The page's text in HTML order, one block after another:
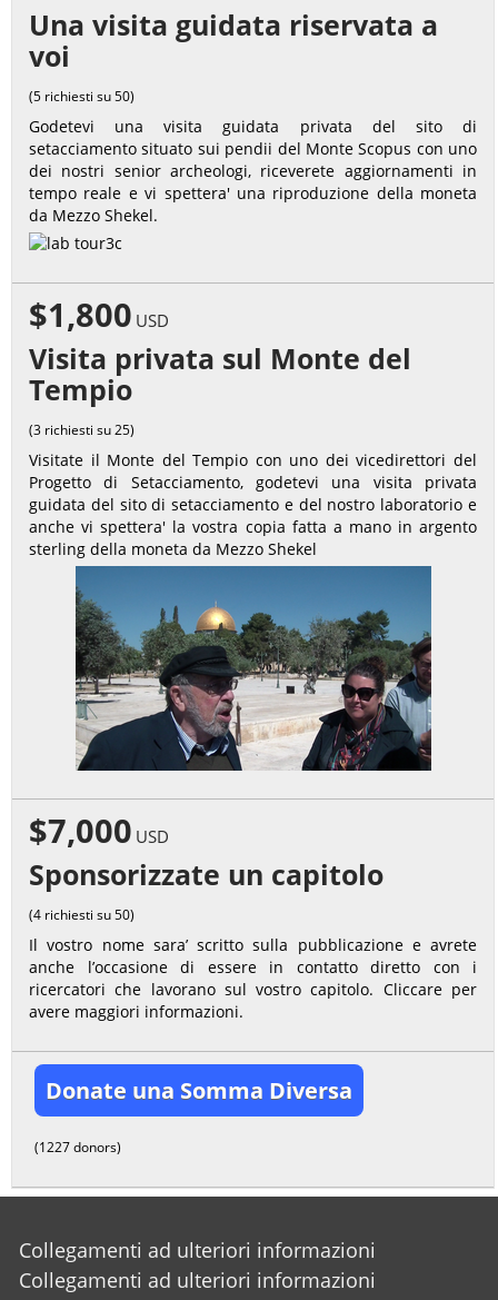
Una visita guidata riservata a
voi
(5 richiesti su 50)
Godetevi una visita guidata privata del sito di
setacciamento situato sui pendii del Monte Scopus con uno
dei nostri senior archeologi, riceverete aggiornamenti in
tempo reale e vi spettera' una riproduzione della moneta
da Mezzo Shekel.
$1,800 USD
Visita privata sul Monte del
Tempio
(3 richiesti su 25)
Visitate il Monte del Tempio con uno dei vicedirettori del
Progetto di Setacciamento, godetevi una visita privata
guidata del sito di setacciamento e del nostro laboratorio e
anche vi spettera' la vostra copia fatta a mano in argento
sterling della moneta da Mezzo Shekel
$7,000 USD
Sponsorizzate un capitolo
(4 richiesti su 50)
Il vostro nome sara’ scritto sulla pubblicazione e avrete
anche l’occasione di essere in contatto diretto con i
ricercatori che lavorano sul vostro capitolo. Cliccare per
avere maggiori informazioni.
Donate una Somma Diversa
(1227 donors)
Collegamenti ad ulteriori informazioni
Collegamenti ad ulteriori informazioni